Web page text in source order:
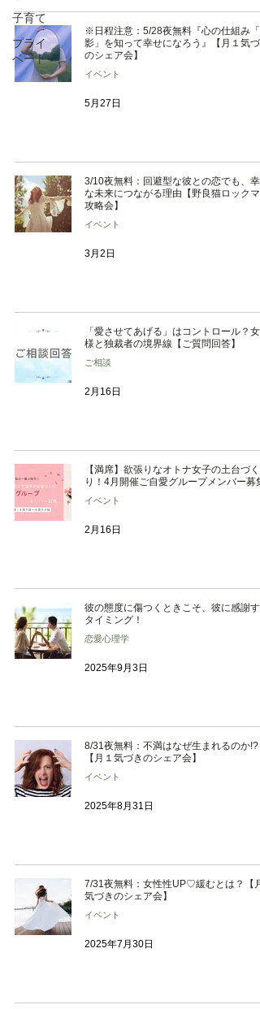
子育て
プライ
ベート
※日程注意：5/28夜無料『心の仕組み「
影」を知って幸せになろう』【月１気づ
のシェア会】
イベント
5月27日
3/10夜無料：回避型な彼との恋でも、幸
な未来につながる理由【野良猫ロックマ
攻略会】
イベント
3月2日
「愛させてあげる」はコントロール？女
様と独裁者の境界線【ご質問回答】
ご相談
2月16日
【満席】欲張りなオトナ女子の土台づく
り！4月開催ご自愛グループメンバー募集
イベント
2月16日
彼の態度に傷つくときこそ、彼に感謝す
タイミング！
恋愛心理学
2025年9月3日
8/31夜無料：不満はなぜ生まれるのか!?
【月１気づきのシェア会】
イベント
2025年8月31日
7/31夜無料：女性性UP♡緩むとは？【
気づきのシェア会】
イベント
2025年7月30日